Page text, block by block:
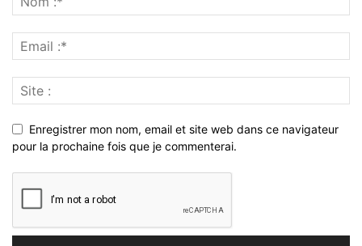
Enregistrer mon nom, email et site web dans ce navigateur
pour la prochaine fois que je commenterai.